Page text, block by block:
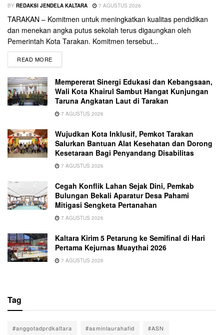
BY REDAKSI JENDELA KALTARA 7 AGUSTUS 2026
TARAKAN – Komitmen untuk meningkatkan kualitas pendidikan
dan menekan angka putus sekolah terus digaungkan oleh
Pemerintah Kota Tarakan. Komitmen tersebut...
READ MORE
Mempererat Sinergi Edukasi dan Kebangsaan,
Wali Kota Khairul Sambut Hangat Kunjungan
Taruna Angkatan Laut di Tarakan
7 AGUSTUS 2026
Wujudkan Kota Inklusif, Pemkot Tarakan
Salurkan Bantuan Alat Kesehatan dan Dorong
Kesetaraan Bagi Penyandang Disabilitas
7 AGUSTUS 2026
Cegah Konflik Lahan Sejak Dini, Pemkab
Bulungan Bekali Aparatur Desa Pahami
Mitigasi Sengketa Pertanahan
7 AGUSTUS 2026
Kaltara Kirim 5 Petarung ke Semifinal di Hari
Pertama Kejurnas Muaythai 2026
7 AGUSTUS 2026
Tag
#anggotadprdkaltara #asminlaurahafid #ASN